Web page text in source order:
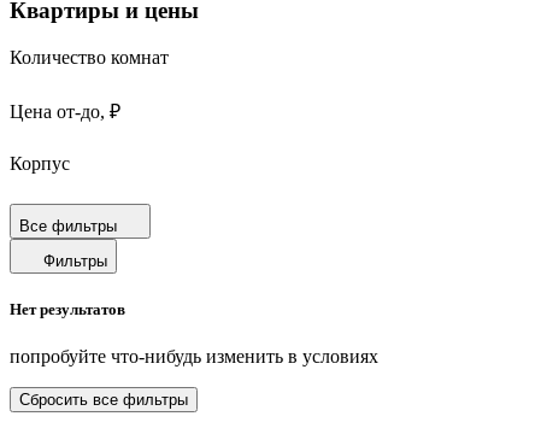
Квартиры и цены
Количество комнат
Цена от-до, ₽
Корпус
Срок сдачи
Площадь от-до, м²
Площадь кухни от-до, м²
Площадь балкона от-до, м²
Санузел
Все фильтры
Фильтры
Нет результатов
попробуйте что-нибудь изменить в условиях
Сбросить все фильтры